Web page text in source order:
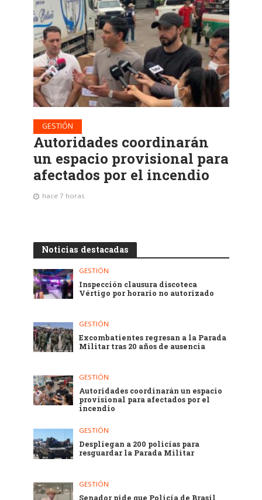
GESTIÓN
Autoridades coordinarán
un espacio provisional para
afectados por el incendio
hace 7 horas
Noticias destacadas
GESTIÓN
Inspección clausura discoteca
Vértigo por horario no autorizado
GESTIÓN
Excombatientes regresan a la Parada
Militar tras 20 años de ausencia
GESTIÓN
Autoridades coordinarán un espacio
provisional para afectados por el
incendio
GESTIÓN
Despliegan a 200 policías para
resguardar la Parada Militar
GESTIÓN
Senador pide que Policía de Brasil